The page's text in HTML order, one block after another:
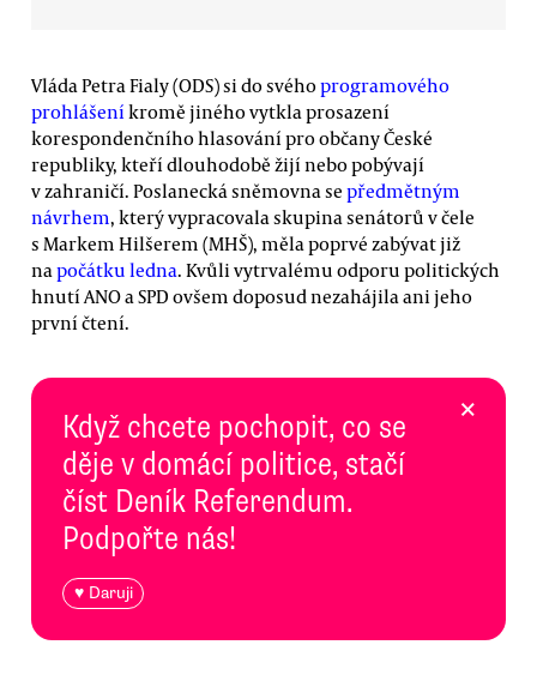
Vláda Petra Fialy (ODS) si do svéhoprogramového
prohlášeníkromě jiného vytkla prosazení
korespondenčního hlasování pro občany České
republiky, kteří dlouhodobě žijí nebo pobývají
v zahraničí. Poslanecká sněmovna se předmětným
návrhem, který vypracovala skupina senátorů v čele
s Markem Hilšerem (MHŠ), měla poprvé zabývat již
napočátku ledna. Kvůli vytrvalému odporu politických
hnutí ANO a SPD ovšem doposud nezahájila ani jeho
první čtení.
Když chcete pochopit, co se
děje v domácí politice, stačí
číst Deník Referendum.
Podpořte nás!
♥ Daruji
×